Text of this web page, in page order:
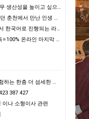
- AI로 사업체의 업무 생산성을 높이고 싶으신가요?
- 주말에 훌쩍 떠났던 춘천에서 만난 인생 첫 웨이크서핑의 매력
- 브리즈번 시티에서 한국어로 진행되는 라떼아트 클래스, 8/29(토)에 열립니다
- ⭐해외거주자 필독⭐100% 온라인 마지막 한국어교원 2급 추가모집 (~8/2)
- 브리즈번에서 경험하는 한층 더 섬세한 한국식 & 일본식 마사지 테라피 뷰티샵
387 427
이나 소형이사 관련